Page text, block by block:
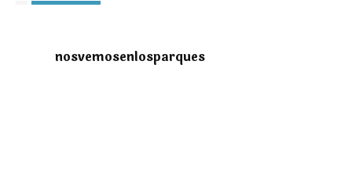
nosvemosenlosparques